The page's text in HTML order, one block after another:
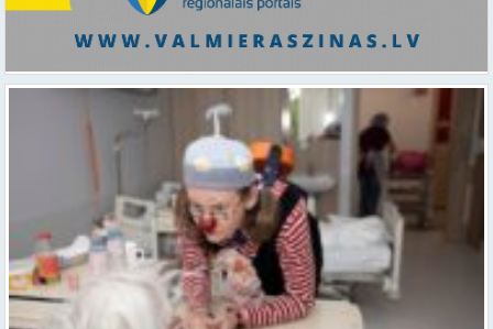
Ar smaidu un profesionālu sirdsiltumu: Dakteri Klauni uzsāk darbu
ar senioriem Vidzemes slimnīcā